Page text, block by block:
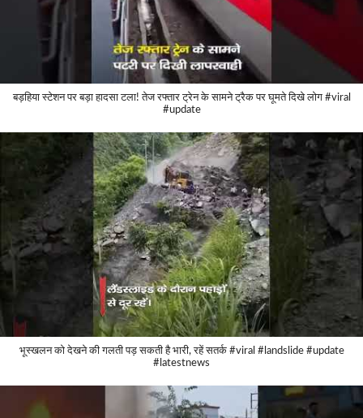
बड़हिया स्टेशन पर बड़ा हादसा टला! तेज रफ्तार ट्रेन के सामने ट्रैक पर घूमते दिखे लोग #viral
#update
भूस्खलन को देखने की गलती पड़ सकती है भारी, रहें सतर्क #viral #landslide #update
#latestnews